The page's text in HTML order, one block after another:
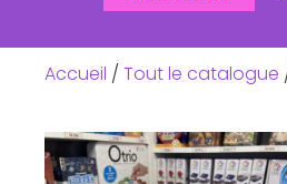
Accueil /Tout le catalogue